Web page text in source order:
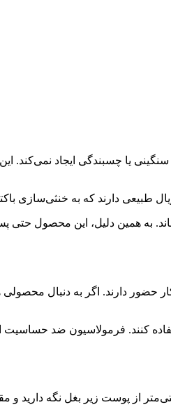
یا چسبندگی ایجاد نمی‌کند.
طبیعی دارند که به خنثی‌سازی
به همین دلیل، این محصول حتی
حضور دارند. اگر به دنبال
کنند. فرمولاسیون ضد حساسیت
به بهترین نتیجه، قبل از استفاده قوطی را به‌خوبی تکان دهید. سپس اسپری را به صورت عمودی و